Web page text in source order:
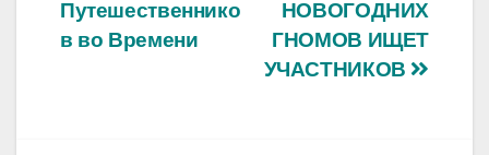
по
НОВОГОДНИХ
ГНОМОВ ИЩЕТ
УЧАСТНИКОВ
Путешественнико
в во Времени